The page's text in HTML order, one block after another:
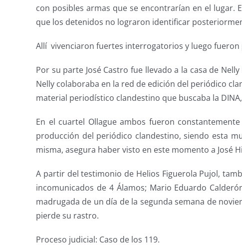
con posibles armas que se encontrarían en el lugar.
que los detenidos no lograron identificar
Allí vivenciaron fuertes interrogatorios y luego
Por su parte José Castro fue llevado a la casa de
Nelly colaboraba en la red de edición del periódico
material periodístico clandestino que buscaba la
En el cuartel Ollague ambos fueron
producción del periódico clandestino, siendo esta
misma, asegura haber visto en este momento a José
A partir del testimonio de Helios Figuerola Pujol,
incomunicados de 4 Álamos; Mario Eduardo
madrugada de un día de la segunda semana de
pierde su rastro.
Proceso judicial: Caso de los 119.